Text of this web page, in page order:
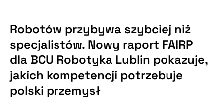
Robotów przybywa szybciej niż
specjalistów. Nowy raport FAIRP
dla BCU Robotyka Lublin pokazuje,
jakich kompetencji potrzebuje
polski przemysł